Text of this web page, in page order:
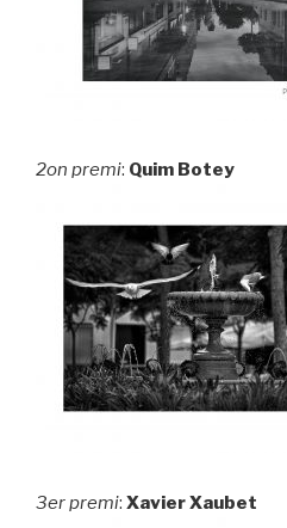
2on premi: Quim Botey
3er premi: Xavier Xaubet